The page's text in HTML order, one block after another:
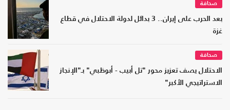
صحافة
بعد الحرب على إيران.. 3 بدائل لدولة الاحتلال في قطاع
غزة
صحافة
الاحتلال يصف تعزيز محور "تل أبيب - أبوظبي" بـ"الإنجاز
الاستراتيجي الأكبر"